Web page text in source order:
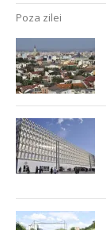
Poza zilei